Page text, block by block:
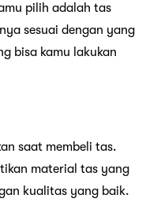
pilih adalah tas
sesuai dengan yang
bisa kamu lakukan
saat membeli tas.
material tas yang
kualitas yang baik.